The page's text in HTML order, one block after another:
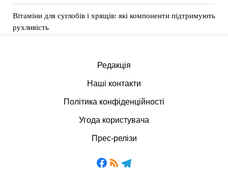
Вітаміни для суглобів і хрящів: які компоненти підтримують
рухливість
Редакція
Наші контакти
Політика конфіденційності
Угода користувача
Прес-релізи